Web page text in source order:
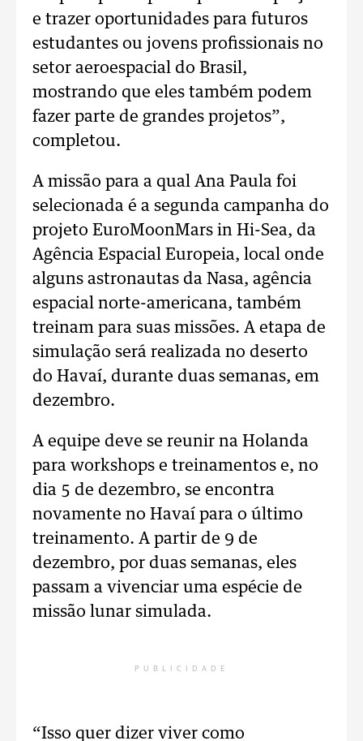
e trazer oportunidades para futuros
estudantes ou jovens profissionais no
setor aeroespacial do Brasil,
mostrando que eles também podem
fazer parte de grandes projetos”,
completou.
A missão para a qual Ana Paula foi
selecionada é a segunda campanha do
projeto EuroMoonMars in Hi-Sea, da
Agência Espacial Europeia, local onde
alguns astronautas da Nasa, agência
espacial norte-americana, também
treinam para suas missões. A etapa de
simulação será realizada no deserto
do Havaí, durante duas semanas, em
dezembro.
A equipe deve se reunir na Holanda
para workshops e treinamentos e, no
dia 5 de dezembro, se encontra
novamente no Havaí para o último
treinamento. A partir de 9 de
dezembro, por duas semanas, eles
passam a vivenciar uma espécie de
missão lunar simulada.
PUBLICIDADE
“Isso quer dizer viver como